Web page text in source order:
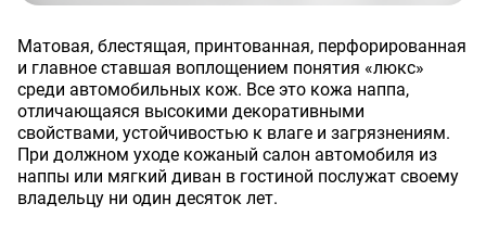
Матовая, блестящая, принтованная, перфорированная
и главное ставшая воплощением понятия «люкс»
среди автомобильных кож. Все это кожа наппа,
отличающаяся высокими декоративными
свойствами, устойчивостью к влаге и загрязнениям.
При должном уходе кожаный салон автомобиля из
наппы или мягкий диван в гостиной послужат своему
владельцу ни один десяток лет.